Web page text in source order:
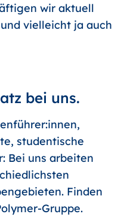
wir aktuell
vielleicht ja auch
bei uns.
studentische
Bei uns arbeiten
Finden
Gruppe.